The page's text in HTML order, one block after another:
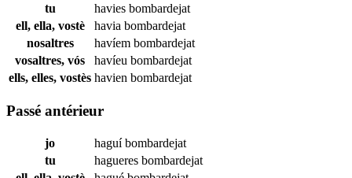
tu
havies bombardejat
ell, ella, vostè
havia bombardejat
nosaltres
havíem bombardejat
vosaltres, vós
havíeu bombardejat
ells, elles, vostès havien bombardejat
Passé antérieur
jo haguíbombardejat
tu
hagueres bombardejat